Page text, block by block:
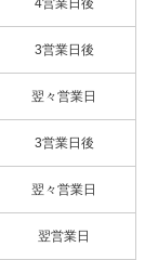
4営業日後
3営業日後
翌々営業日
3営業日後
翌々営業日
翌営業日